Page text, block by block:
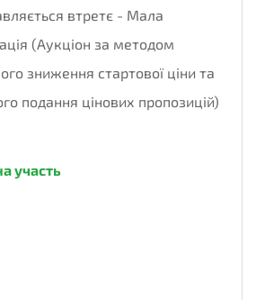
втретє - Мала
(Аукціон за методом
зниження стартової ціни та
подання цінових пропозицій)
участь